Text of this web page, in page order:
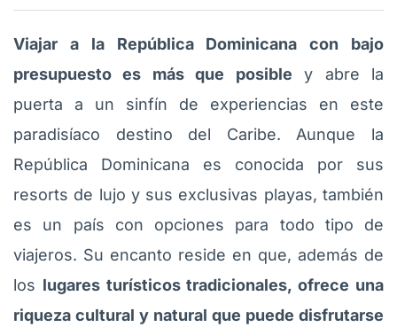
Viajar a la República Dominicana con bajo
presupuesto es más que posible y abre la
puerta a un sinfín de experiencias en este
paradisíaco destino del Caribe. Aunque la
República Dominicana es conocida por sus
resorts de lujo y sus exclusivas playas, también
es un país con opciones para todo tipo de
viajeros. Su encanto reside en que, además de
los lugares turísticos tradicionales, ofrece una
riqueza cultural y natural que puede disfrutarse